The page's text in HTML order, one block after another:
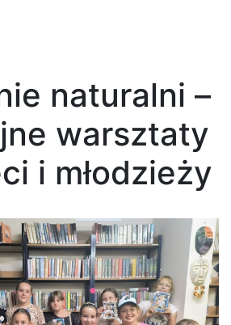
naturalni –
warsztaty
i młodzieży